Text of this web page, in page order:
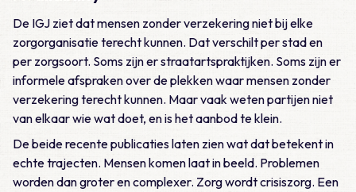
De IGJ ziet dat mensen zonder verzekering niet bij elke
zorgorganisatie terecht kunnen. Dat verschilt per stad en
per zorgsoort. Soms zijn er straatartspraktijken. Soms zijn er
informele afspraken over de plekken waar mensen zonder
verzekering terecht kunnen. Maar vaak weten partijen niet
van elkaar wie wat doet, en is het aanbod te klein.
De beide recente publicaties laten zien wat dat betekent in
echte trajecten. Mensen komen laat in beeld. Problemen
worden dan groter en complexer. Zorg wordt crisiszorg. Een